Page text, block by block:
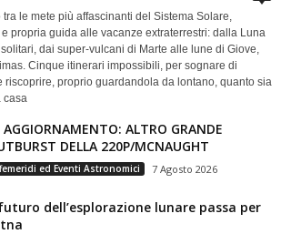
le mete più affascinanti del Sistema Solare,
propria guida alle vacanze extraterrestri: dalla Luna
dai super-vulcani di Marte alle lune di Giove,
Cinque itinerari impossibili, per sognare di
riscoprire, proprio guardandola da lontano, quanto sia
casa
AGGIORNAMENTO: ALTRO GRANDE
DELLA 220P/MCNAUGHT
ed Eventi Astronomici 7 Agosto 2026
dell’esplorazione lunare passa per